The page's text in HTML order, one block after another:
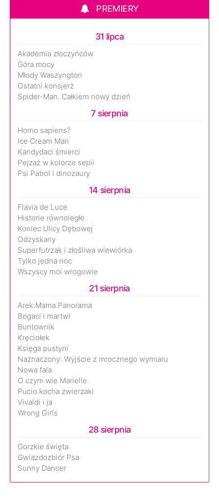
PREMIERY
31 lipca
Akademia złoczyńców
Góra mocy
Młody Waszyngton
Ostatni konsjerż
Spider-Man. Całkiem nowy dzień
7 sierpnia
Homo sapiens?
Ice Cream Man
Kandydaci śmierci
Pejzaż w kolorze sepii
Psi Patrol i dinozaury
14 sierpnia
Flavia de Luce
Historie równoległe
Koniec Ulicy Dębowej
Odzyskany
Superfutrzak i złośliwa wiewiórka
Tylko jedna noc
Wszyscy moi wrogowie
21 sierpnia
Arek.Mama.Panorama
Bogaci i martwi
Buntownik
Kręciołek
Księga pustyni
Naznaczony: Wyjście z mrocznego wymiaru
Nowa fala
O czym wie Marielle
Pucio kocha zwierzaki
Vivaldi i ja
Wrong Girls
28 sierpnia
Gorzkie święta
Gwiazdozbiór Psa
Sunny Dancer